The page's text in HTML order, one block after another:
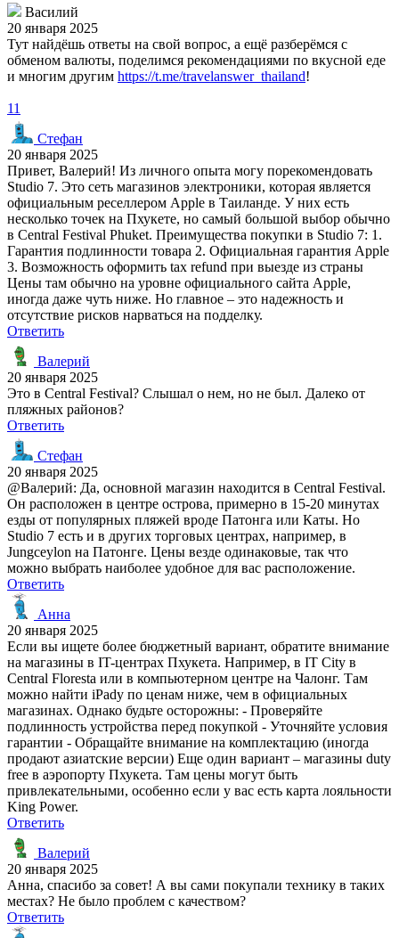
Василий
20 января 2025
Тут найдёшь ответы на свой вопрос, а ещё разберёмся с
обменом валюты, поделимся рекомендациями по вкусной еде
и многим другим https://t.me/travelanswer_thailand!
11
Стефан
20 января 2025
Привет, Валерий! Из личного опыта могу порекомендовать
Studio 7. Это сеть магазинов электроники, которая является
официальным реселлером Apple в Таиланде. У них есть
несколько точек на Пхукете, но самый большой выбор обычно
в Central Festival Phuket. Преимущества покупки в Studio 7: 1.
Гарантия подлинности товара 2. Официальная гарантия Apple
3. Возможность оформить tax refund при выезде из страны
Цены там обычно на уровне официального сайта Apple,
иногда даже чуть ниже. Но главное – это надежность и
отсутствие рисков нарваться на подделку.
Ответить
Валерий
20 января 2025
Это в Central Festival? Слышал о нем, но не был. Далеко от
пляжных районов?
Ответить
Стефан
20 января 2025
@Валерий: Да, основной магазин находится в Central Festival.
Он расположен в центре острова, примерно в 15-20 минутах
езды от популярных пляжей вроде Патонга или Каты. Но
Studio 7 есть и в других торговых центрах, например, в
Jungceylon на Патонге. Цены везде одинаковые, так что
можно выбрать наиболее удобное для вас расположение.
Ответить
Анна
20 января 2025
Если вы ищете более бюджетный вариант, обратите внимание
на магазины в IT-центрах Пхукета. Например, в IT City в
Central Floresta или в компьютерном центре на Чалонг. Там
можно найти iPady по ценам ниже, чем в официальных
магазинах. Однако будьте осторожны: - Проверяйте
подлинность устройства перед покупкой - Уточняйте условия
гарантии - Обращайте внимание на комплектацию (иногда
продают азиатские версии) Еще один вариант – магазины duty
free в аэропорту Пхукета. Там цены могут быть
привлекательными, особенно если у вас есть карта лояльности
King Power.
Ответить
Валерий
20 января 2025
Анна, спасибо за совет! А вы сами покупали технику в таких
местах? Не было проблем с качеством?
Ответить